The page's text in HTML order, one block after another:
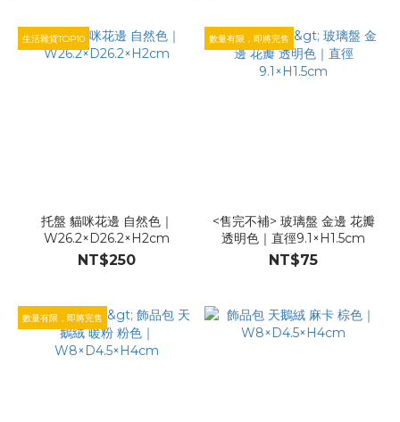
價格
(NT$)
生活雜貨TOP10
托盤 貓咪花邊 自然色｜
W26.2×D26.2×H2cm
NT$250
數量有限，即將完售
<售完不補> 玻璃盤 金邊 花瓣
透明色｜直徑9.1×H1.5cm
NT$75
數量有限，即將完售